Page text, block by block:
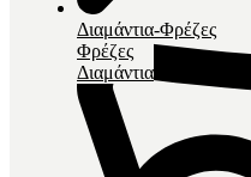
Διαμάντια-Φρέζες
Φρέζες
Διαμάντια